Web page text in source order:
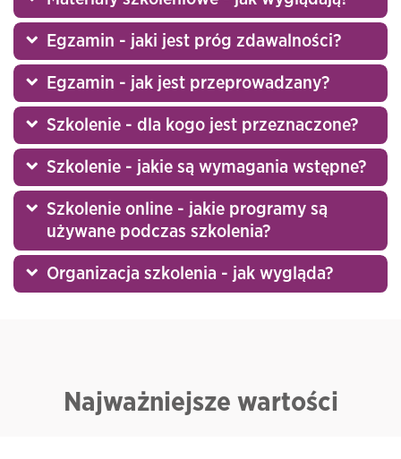
Egzamin - jaki jest próg zdawalności?
Egzamin - jak jest przeprowadzany?
Szkolenie - dla kogo jest przeznaczone?
Szkolenie - jakie są wymagania wstępne?
Szkolenie online - jakie programy są
używane podczas szkolenia?
Organizacja szkolenia - jak wygląda?
Najważniejsze wartości